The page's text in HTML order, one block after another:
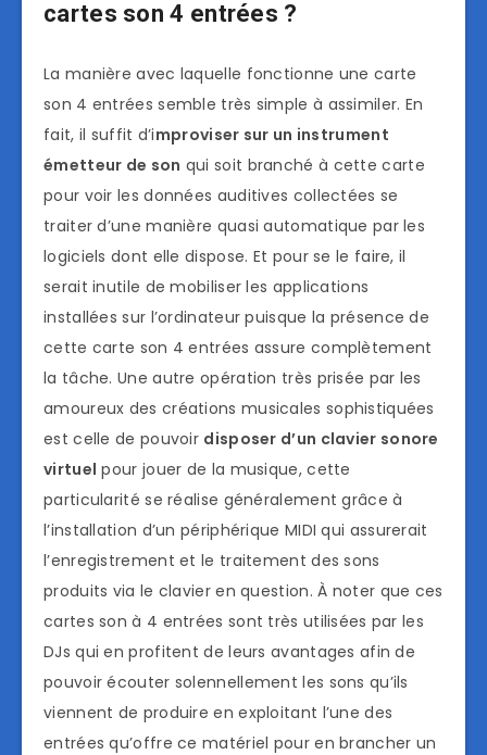
cartes son 4 entrées ?
La manière avec laquelle fonctionne une carte
son 4 entrées semble très simple à assimiler. En
fait, il suffit d’improviser sur un instrument
émetteur de son qui soit branché à cette carte
pour voir les données auditives collectées se
traiter d’une manière quasi automatique par les
logiciels dont elle dispose. Et pour se le faire, il
serait inutile de mobiliser les applications
installées sur l’ordinateur puisque la présence de
cette carte son 4 entrées assure complètement
la tâche. Une autre opération très prisée par les
amoureux des créations musicales sophistiquées
est celle de pouvoir disposer d’un clavier sonore
virtuel pour jouer de la musique, cette
particularité se réalise généralement grâce à
l’installation d’un périphérique MIDI qui assurerait
l’enregistrement et le traitement des sons
produits via le clavier en question. À noter que ces
cartes son à 4 entrées sont très utilisées par les
DJs qui en profitent de leurs avantages afin de
pouvoir écouter solennellement les sons qu’ils
viennent de produire en exploitant l’une des
entrées qu’offre ce matériel pour en brancher un